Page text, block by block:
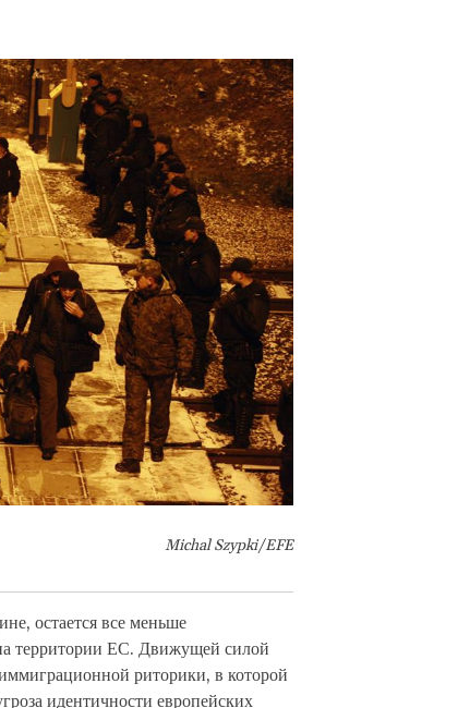
Michal Szypki/EFE
остается все меньше
территории ЕС. Движущей силой
риторики, в которой
идентичности европейских